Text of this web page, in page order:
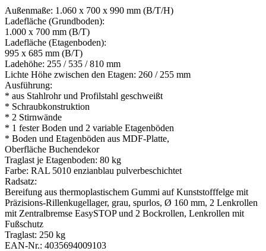
Außenmaße: 1.060 x 700 x 990 mm (B/T/H)
Ladefläche (Grundboden):
1.000 x 700 mm (B/T)
Ladefläche (Etagenboden):
995 x 685 mm (B/T)
Ladehöhe: 255 / 535 / 810 mm
Lichte Höhe zwischen den Etagen: 260 / 255 mm
Ausführung:
* aus Stahlrohr und Profilstahl geschweißt
* Schraubkonstruktion
* 2 Stirnwände
* 1 fester Boden und 2 variable Etagenböden
* Boden und Etagenböden aus MDF-Platte,
Oberfläche Buchendekor
Traglast je Etagenboden: 80 kg
Farbe: RAL 5010 enzianblau pulverbeschichtet
Radsatz:
Bereifung aus thermoplastischem Gummi auf Kunststofffelge mit
Präzisions-Rillenkugellager, grau, spurlos, Ø 160 mm, 2 Lenkrollen
mit Zentralbremse EasySTOP und 2 Bockrollen, Lenkrollen mit
Fußschutz
Traglast: 250 kg
EAN-Nr.: 4035694009103